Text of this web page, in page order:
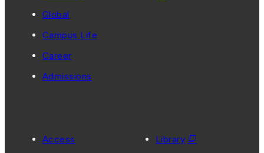
Global
Campus Life
Career
Admissions
Access
Library